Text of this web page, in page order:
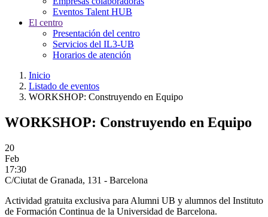
Eventos Talent HUB
El centro
Presentación del centro
Servicios del IL3-UB
Horarios de atención
Inicio
Listado de eventos
WORKSHOP: Construyendo en Equipo
WORKSHOP: Construyendo en Equipo
20
Feb
17:30
C/Ciutat de Granada, 131 - Barcelona
Actividad gratuita exclusiva para Alumni UB y alumnos del Instituto
de Formación Continua de la Universidad de Barcelona.